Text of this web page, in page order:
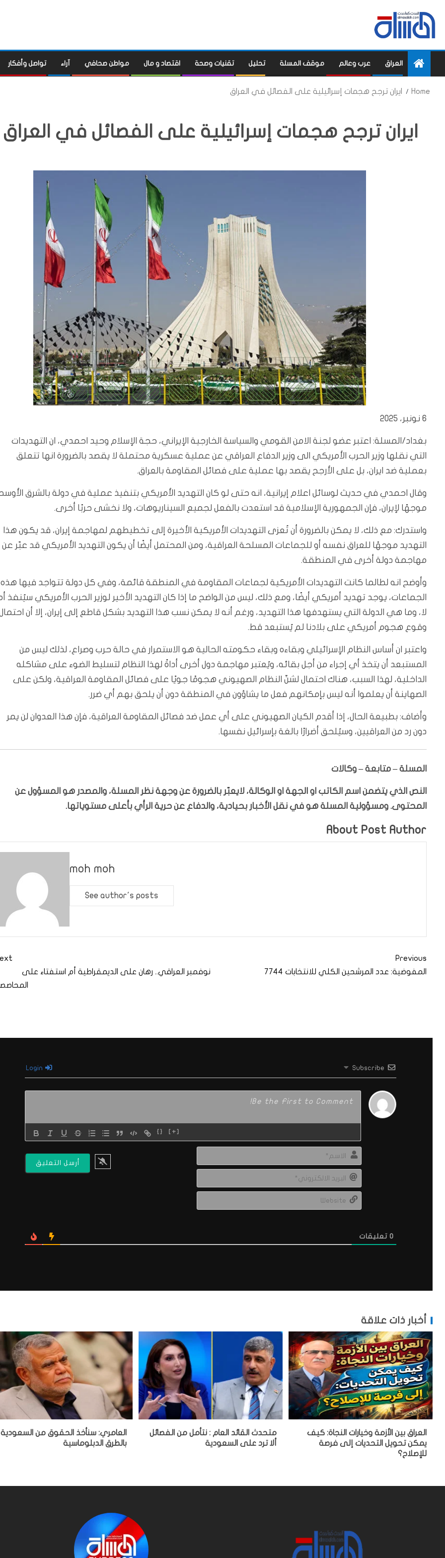
العراق عرب وعالم موقف المسلة تحليل تقنيات وصحة اقتصاد و مال مواطن صحافي آراء تواصل وأفكار
Home ايران ترجح هجمات إسرائيلية على الفصائل في العراق
ايران ترجح هجمات إسرائيلية على الفصائل في العراق
6 نونبر، 2025
بغداد/المسلة: اعتبر عضو لجنة الامن القومي والسياسة الخارجية الإيراني، حجة الإسلام وحيد احمدي، ان التهديدات
التي نقلها وزير الحرب الأمريكي الى وزير الدفاع العراقي عن عملية عسكرية محتملة لا يقصد بالضرورة انها تتعلق
بعملية ضد ايران، بل على الأرجح يقصد بها عملية على فصائل المقاومة بالعراق.
وقال احمدي في حديث لوسائل اعلام إيرانية، انه حتى لو كان التهديد الأمريكي بتنفيذ عملية في دولة بالشرق
موجهًا لإيران، فإن الجمهورية الإسلامية قد استعدت بالفعل لجميع السيناريوهات، ولا نخشى حربًا أخرى.
واستدرك: مع ذلك، لا يمكن بالضرورة أن تُعزى التهديدات الأمريكية الأخيرة إلى تخطيطهم لمهاجمة إيران، قد يكون هذا
التهديد موجهًا للعراق نفسه أو للجماعات المسلحة العراقية، ومن المحتمل أيضًا أن يكون التهديد الأمريكي قد عبّر عن
مهاجمة دولة أخرى في المنطقة.
وأوضح انه لطالما كانت التهديدات الأمريكية لجماعات المقاومة في المنطقة قائمة، وفي كل دولة تتواجد فيها هذه
الجماعات، يوجد تهديد أمريكي أيضًا، ومع ذلك، ليس من الواضح ما إذا كان التهديد الأخير لوزير الحرب الأمريكي سيُنفذ
لا، وما هي الدولة التي يستهدفها هذا التهديد، ورغم أنه لا يمكن نسب هذا التهديد بشكل قاطع إلى إيران، إلا أن
وقوع هجوم أمريكي على بلادنا لم يُستبعد قط.
واعتبر ان أساس النظام الإسرائيلي وبقاءه وبقاء حكومته الحالية هو الاستمرار في حالة حرب وصراع، لذلك ليس من
المستبعد أن يتخذ أي إجراء من أجل بقائه، ويُعتبر مهاجمة دول أخرى أداةً لهذا النظام لتسليط الضوء على مشاكله
الداخلية، لهذا السبب، هناك احتمال لشنّ النظام الصهيوني هجومًا جويًا على فصائل المقاومة العراقية، ولكن على
الصهاينة أن يعلموا أنه ليس بإمكانهم فعل ما يشاؤون في المنطقة دون أن يلحق بهم أي ضرر.
وأضاف: بطبيعة الحال، إذا أقدم الكيان الصهيوني على أي عمل ضد فصائل المقاومة العراقية، فإن هذا العدوان لن يمر
دون رد من العراقيين، وسيُلحق أضرارًا بالغة بإسرائيل نفسها.
المسلة – متابعة – وكالات
النص الذي يتضمن اسم الكاتب او الجهة او الوكالة، لايعبّر بالضرورة عن وجهة نظر المسلة، والمصدر هو المسؤول عن
المحتوى. ومسؤولية المسلة هو في نقل الأخبار بحيادية، والدفاع عن حرية الرأي بأعلى مستوياتها.
About Post Author
moh moh
See author's posts
Previous
المفوضية: عدد المرشحين الكلي للانتخابات 7744
نوفمبر العراقي.. رهان على الديمقراطية أم استفتاء على
Subscribe
{} [+]
0 تعليقات
أخبار ذات علاقة
العراق بين الأزمة وخيارات النجاة: كيف
يمكن تحويل التحديات إلى فرصة
للإصلاح؟
متحدث القائد العام : نتأمل من الفصائل
ألا ترد على السعودية
العامري: سنأخذ الحقوق من السعودية
بالطرق الدبلوماسية